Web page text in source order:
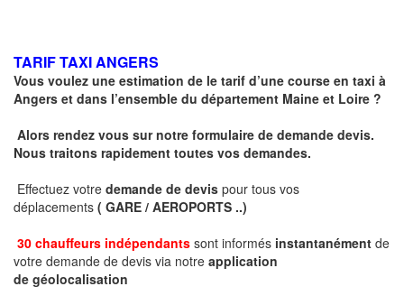
TARIF TAXI ANGERS
Vous voulez une estimation de le tarif d’une course en taxi à
Angers et dans l’ensemble du département Maine et Loire ?
Alors rendez vous sur notre formulaire de demande devis.
Nous traitons rapidement toutes vos demandes.
Effectuez votre demande de devis pour tous vos
déplacements ( GARE / AEROPORTS ..)
30 chauffeurs indépendants sont informés instantanément de
votre demande de devis via notre application
de géolocalisation